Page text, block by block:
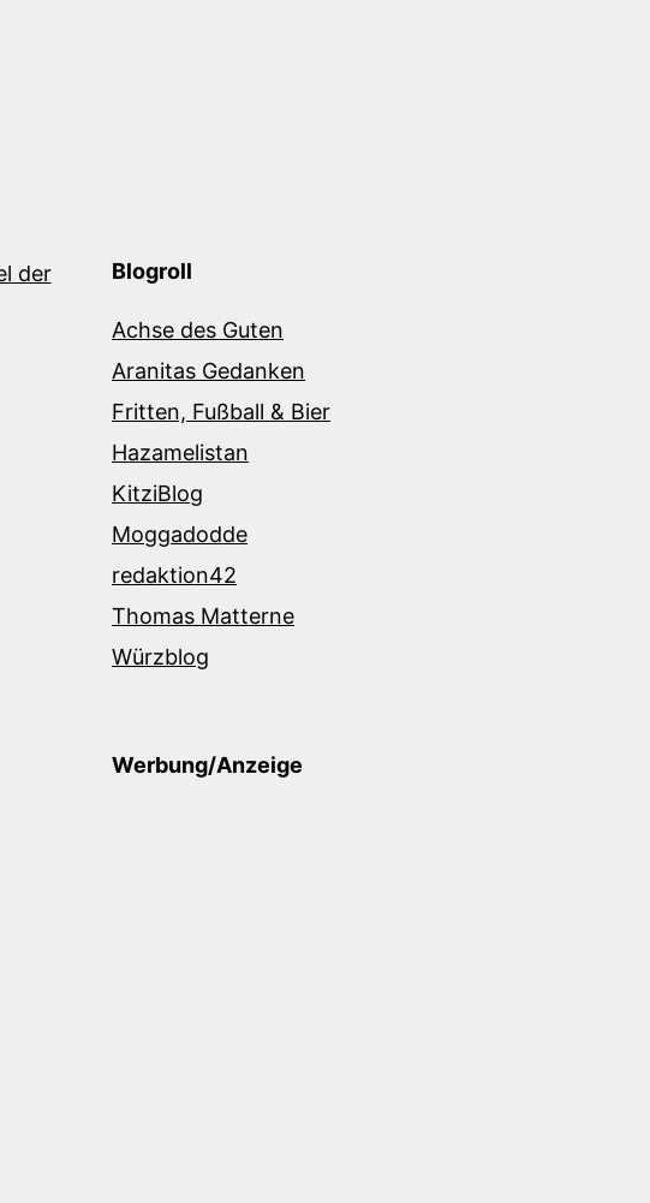
Blogroll
Achse des Guten
Aranitas Gedanken
Fritten, Fußball & Bier
Hazamelistan
KitziBlog
Moggadodde
redaktion42
Thomas Matterne
Würzblog
Werbung/Anzeige